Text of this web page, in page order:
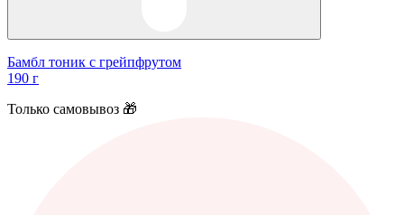
Бамбл тоник с грейпфрутом
190 г
Только самовывоз 🎁